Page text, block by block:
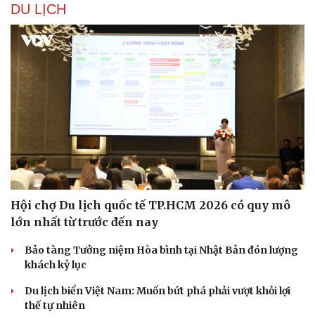
DU LỊCH
Hội chợ Du lịch quốc tế TP.HCM 2026 có quy mô
lớn nhất từ trước đến nay
Bảo tàng Tưởng niệm Hòa bình tại Nhật Bản đón lượng
khách kỷ lục
Du lịch biển Việt Nam: Muốn bứt phá phải vượt khỏi lợi
thế tự nhiên